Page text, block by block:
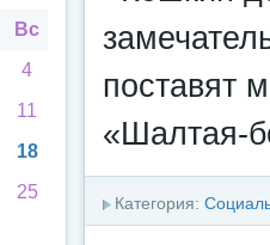
поставят
«Шалтая-
Категория:
аря
Вс
4
11
18
25